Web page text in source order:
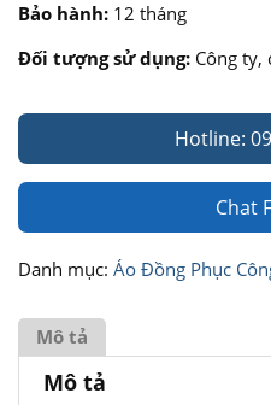
Bảo hành: 12 tháng
Đối tượng sử dụng: Công ty,
Hotline:
Chat
Danh mục: Áo Đồng Phục
Mô tả
Mô tả